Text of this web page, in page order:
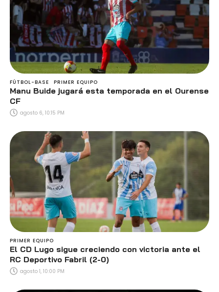
FÚTBOL-BASE PRIMER EQUIPO
Manu Buide jugará esta temporada en el Ourense
CF
agosto 6, 10:15 PM
PRIMER EQUIPO
El CD Lugo sigue creciendo con victoria ante el
RC Deportivo Fabril (2-0)
agosto 1, 10:00 PM